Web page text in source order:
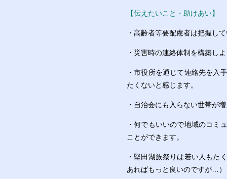
【伝えたいこと・助けあい】
・高齢者等要配慮者は把握し
・災害時の連絡体制を構築し
・市役所を通じて連絡先を入
たくないと感じます。
・自治会にも入らない世帯が
・何でもいいので地域のコミ
ことができます。
・堅田湖族祭りは若い人もた
あればもっと良いのですが…）